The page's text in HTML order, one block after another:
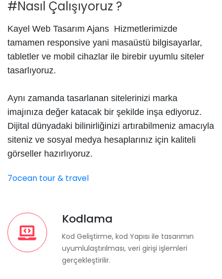
#Nasıl Çalışıyoruz ?
Kayel Web Tasarım Ajans Hizmetlerimizde
tamamen responsive yani masaüstü bilgisayarlar,
tabletler ve mobil cihazlar ile birebir uyumlu siteler
tasarlıyoruz.
Aynı zamanda tasarlanan sitelerinizi marka
imajınıza değer katacak bir şekilde inşa ediyoruz.
Dijital dünyadaki bilinirliğinizi artırabilmeniz amacıyla
siteniz ve sosyal medya hesaplarınız için kaliteli
görseller hazırlıyoruz.
7ocean tour & travel
Kodlama
Kod Geliştirme, kod Yapısı ile tasarımın
uyumlulaştırılması, veri girişi işlemleri
gerçekleştirilir.